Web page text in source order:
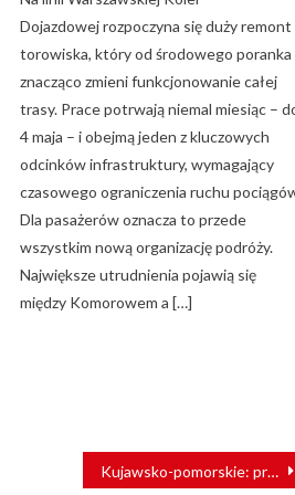
Dojazdowej rozpoczyna się duży remont
torowiska, który od środowego poranka
znacząco zmieni funkcjonowanie całej
trasy. Prace potrwają niemal miesiąc –
4 maja – i obejmą jeden z kluczowych
odcinków infrastruktury, wymagający
czasowego ograniczenia ruchu
Dla pasażerów oznacza to przede
wszystkim nową organizację podróży.
Największe utrudnienia pojawią się
między Komorowem a […]
Kujawsko-pomorskie: przewóz towarów będzie sprawniejszy